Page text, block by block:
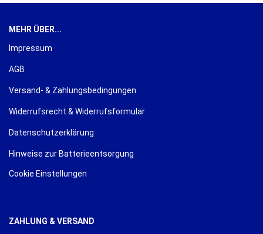
MEHR ÜBER...
Impressum
AGB
Versand- & Zahlungsbedingungen
Widerrufsrecht & Widerrufsformular
Datenschutzerklärung
Hinweise zur Batterieentsorgung
Cookie Einstellungen
ZAHLUNG & VERSAND